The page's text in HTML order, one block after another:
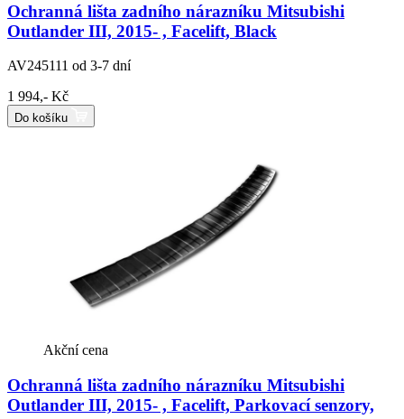
Ochranná lišta zadního nárazníku Mitsubishi
Outlander III, 2015- , Facelift, Black
AV245111 od 3-7 dní
1 994,- Kč
Do košíku
Akční cena
Ochranná lišta zadního nárazníku Mitsubishi
Outlander III, 2015- , Facelift, Parkovací senzory,